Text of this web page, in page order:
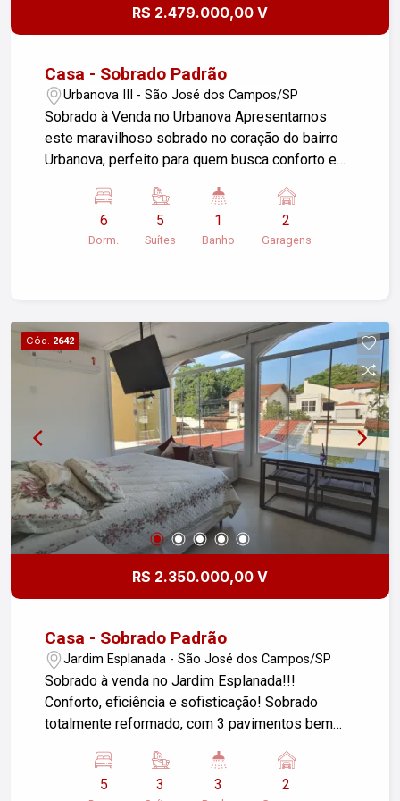
R$ 2.479.000,00 V
Casa - Sobrado Padrão
Urbanova III - São José dos Campos/SP
Sobrado à Venda no Urbanova Apresentamos
este maravilhoso sobrado no coração do bairro
Urbanova, perfeito para quem busca conforto e
residência oferece: 6 dormitórios, sendo 5
suítes, ideal para famílias grandes ou hóspedes.
Ampla sala de estar com lareira, perfeita para
dia mais prático e agradável. Um sotão
aconchegante, com uma suíte e closet, além de
dois ambientes versáteis que podem ser usados
como escritório, sala de TV ou brinquedoteca.
Área de churrasqueira nos fundos, acompanhada
de uma suíte e área de serviço, perfeita para
receber amigos e familiares. Localizado em um
bairro tranquilo e valorizado, este sobrado
combina conforto, funcionalidade e uma
excelente localização. Não perca a chance de
conhecer seu novo lar! #altopadraosjc
6
Dorm.
5
Suítes
1
Banho
2
Garagens
Cód. 2642
R$ 2.350.000,00 V
Casa - Sobrado Padrão
Jardim Esplanada - São José dos Campos/SP
Sobrado à venda no Jardim Esplanada!!!
Conforto, eficiência e sofisticação! Sobrado
totalmente reformado, com 3 pavimentos bem
aquecimento de água via boiler e placas de
energia solar, garantindo economia,
5 3 3 2